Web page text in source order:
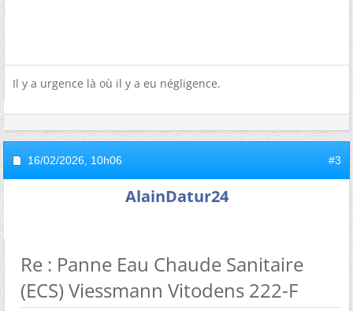
Il y a urgence là où il y a eu négligence.
16/02/2026, 10h06 #3
AlainDatur24
Re : Panne Eau Chaude Sanitaire
(ECS) Viessmann Vitodens 222-F